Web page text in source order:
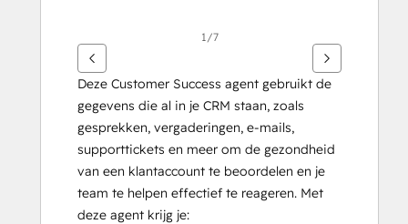
1/7
Deze Customer Success agent gebruikt de
gegevens die al in je CRM staan, zoals
gesprekken, vergaderingen, e-mails,
supporttickets en meer om de gezondheid
van een klantaccount te beoordelen en je
team te helpen effectief te reageren. Met
deze agent krijg je: